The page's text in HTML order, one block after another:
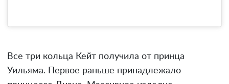
Все три кольца Кейт получила от принца
Уильяма. Первое раньше принадлежало